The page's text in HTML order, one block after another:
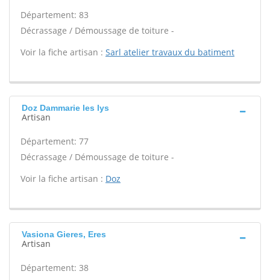
Département: 83
Décrassage / Démoussage de toiture -
Voir la fiche artisan : Sarl atelier travaux du batiment
Doz Dammarie les lys
Artisan
Département: 77
Décrassage / Démoussage de toiture -
Voir la fiche artisan : Doz
Vasiona Gieres, Eres
Artisan
Département: 38